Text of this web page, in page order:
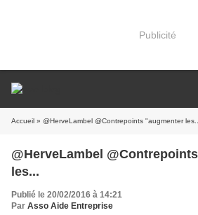
Publicité
Accueil » @HerveLambel @Contrepoints "augmenter les...
@HerveLambel @Contrepoints "augmenter
les...
Publié le 20/02/2016 à 14:21
Par Asso Aide Entreprise